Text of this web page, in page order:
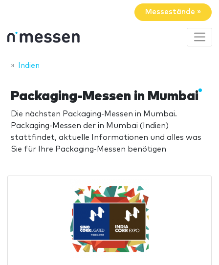
Messestände »
Indien
Packaging-Messen in Mumbai
Die nächsten Packaging-Messen in Mumbai.
Packaging-Messen der in Mumbai (Indien)
stattfindet, aktuelle Informationen und alles was
Sie für Ihre Packaging-Messen benötigen